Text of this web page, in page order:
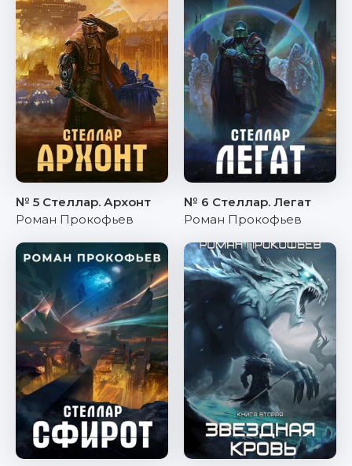
№ 5 Стеллар. Архонт
Роман Прокофьев
№ 6 Стеллар. Легат
Роман Прокофьев